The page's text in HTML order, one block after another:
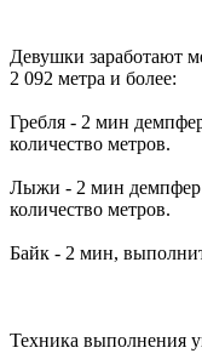
Девушки заработают
2 092 метра и более:
Гребля - 2 мин
количество метров.
Лыжи - 2 мин демпфер
количество метров.
Байк - 2 мин,
Техника выполнения